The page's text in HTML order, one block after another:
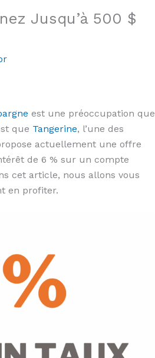
Jusqu’à 500 $
est une préoccupation que
que Tangerine, l’une des
actuellement une offre
de 6 % sur un compte
cet article, nous allons vous
en profiter.